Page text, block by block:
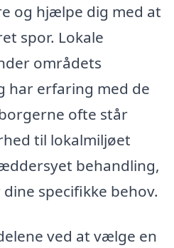
og hjælpe dig med at
spor. Lokale
områdets
har erfaring med de
ofte står
til lokalmiljøet
behandling,
specifikke behov.
ved at vælge en